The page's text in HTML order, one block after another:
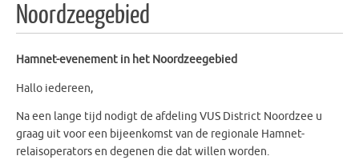
Noordzeegebied
Hamnet-evenement in het Noordzeegebied
Hallo iedereen,
Na een lange tijd nodigt de afdeling VUS District Noordzee u
graag uit voor een bijeenkomst van de regionale Hamnet-
relaisoperators en degenen die dat willen worden.